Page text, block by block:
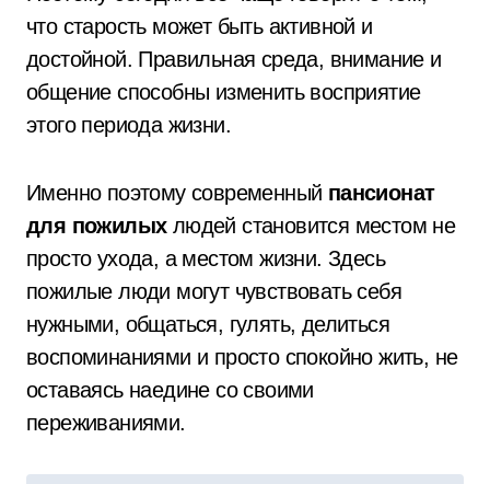
что старость может быть активной и
достойной. Правильная среда, внимание и
общение способны изменить восприятие
этого периода жизни.
Именно поэтому современный пансионат
для пожилыхлюдей становится местом не
просто ухода, а местом жизни. Здесь
пожилые люди могут чувствовать себя
нужными, общаться, гулять, делиться
воспоминаниями и просто спокойно жить, не
оставаясь наедине со своими
переживаниями.